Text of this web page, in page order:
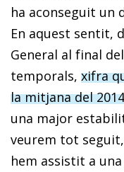
ha aconseguit un
En aquest sentit,
General al final
temporals, xifra
la mitjana del
una major
veurem tot
hem assistit a